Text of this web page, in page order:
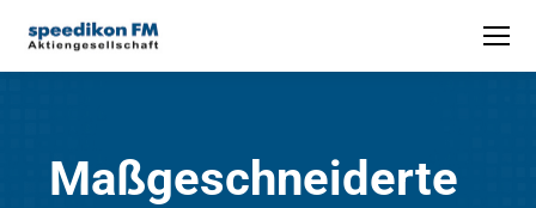
Maßgeschneiderte